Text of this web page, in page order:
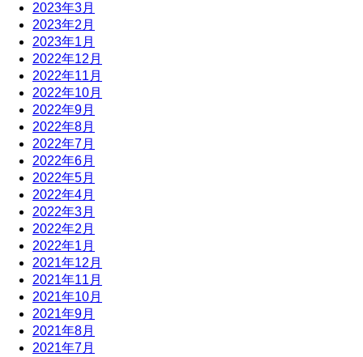
2023年3月
2023年2月
2023年1月
2022年12月
2022年11月
2022年10月
2022年9月
2022年8月
2022年7月
2022年6月
2022年5月
2022年4月
2022年3月
2022年2月
2022年1月
2021年12月
2021年11月
2021年10月
2021年9月
2021年8月
2021年7月